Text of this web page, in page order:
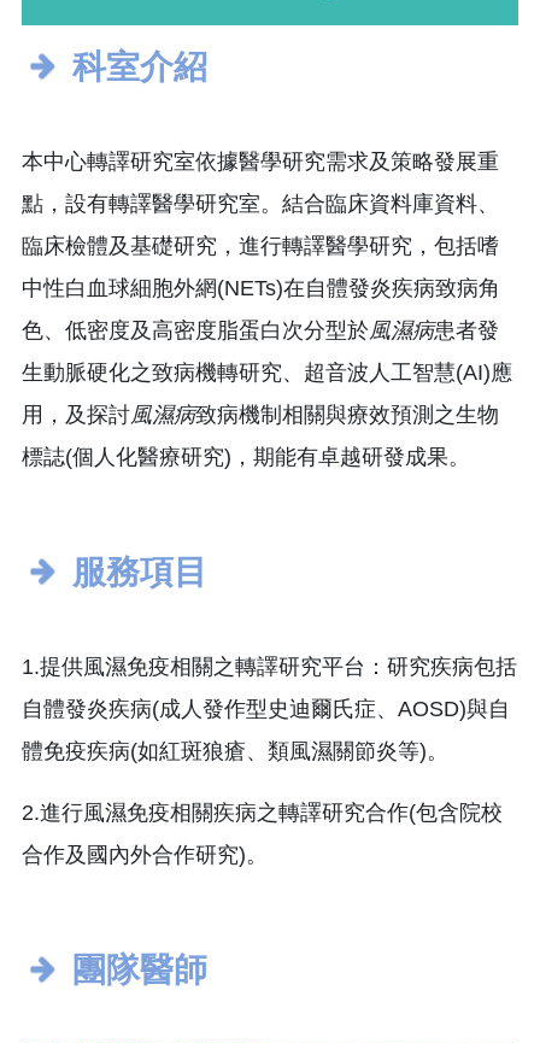
科室介紹
本中心轉譯研究室依據醫學研究需求及策略發展重
點，設有轉譯醫學研究室。結合臨床資料庫資料、
臨床檢體及基礎研究，進行轉譯醫學研究，包括嗜
中性白血球細胞外網(NETs)在自體發炎疾病致病角
色、低密度及高密度脂蛋白次分型於風濕病患者發
生動脈硬化之致病機轉研究、超音波人工智慧(AI)應
用，及探討風濕病致病機制相關與療效預測之生物
標誌(個人化醫療研究)，期能有卓越研發成果。
服務項目
1.提供風濕免疫相關之轉譯研究平台：研究疾病包括
自體發炎疾病(成人發作型史迪爾氏症、AOSD)與自
體免疫疾病(如紅斑狼瘡、類風濕關節炎等)。
2.進行風濕免疫相關疾病之轉譯研究合作(包含院校
合作及國內外合作研究)。
團隊醫師